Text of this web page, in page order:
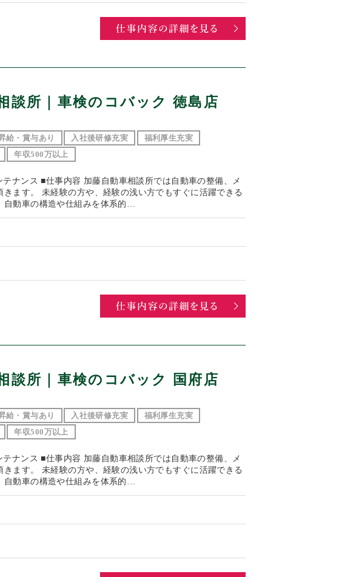
談所｜車検のコバック 徳島店
給・賞与あり 入社後研修充実
福利厚生充実
年収500万以上
ナンス ■仕事内容 加藤自動車相談所では自動車の整備、メ
きます。 未経験の方や、経験の浅い方でもすぐに活躍できる
自動車の構造や仕組みを体系的…
談所｜車検のコバック 国府店
給・賞与あり 入社後研修充実
福利厚生充実
年収500万以上
ナンス ■仕事内容 加藤自動車相談所では自動車の整備、メ
きます。 未経験の方や、経験の浅い方でもすぐに活躍できる
自動車の構造や仕組みを体系的…